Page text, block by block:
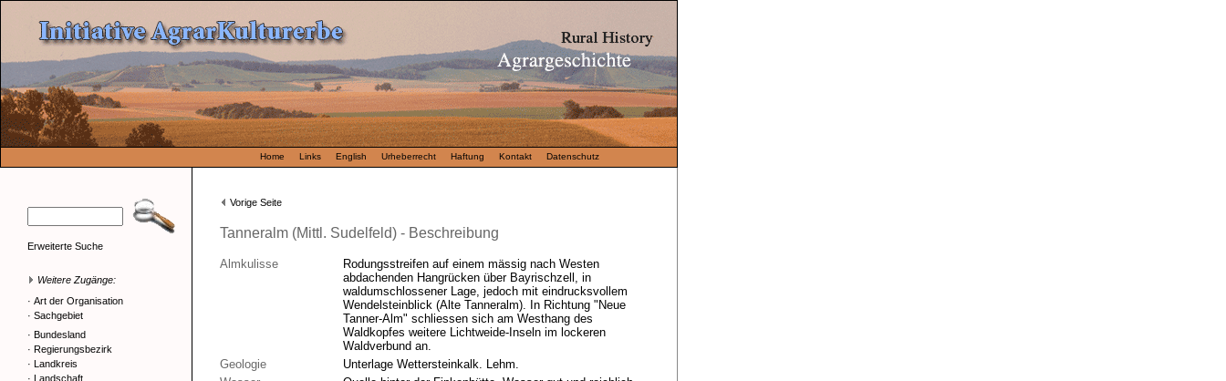
Home Links English Urheberrecht Haftung Kontakt Datenschutz
Erweiterte Suche
Weitere Zugänge:
· Art der Organisation
· Sachgebiet
· Bundesland
· Regierungsbezirk
· Landkreis
· Landschaft
Vorige Seite
Tanneralm (Mittl. Sudelfeld) - Beschreibung
Almkulisse
Rodungsstreifen auf einem mässig nach Westen
abdachenden Hangrücken über Bayrischzell, in
waldumschlossener Lage, jedoch mit eindrucksvollem
Wendelsteinblick (Alte Tanneralm). In Richtung "Neue
Tanner-Alm" schliessen sich am Westhang des
Waldkopfes weitere Lichtweide-Inseln im lockeren
Waldverbund an.
Geologie
Unterlage Wettersteinkalk. Lehm.